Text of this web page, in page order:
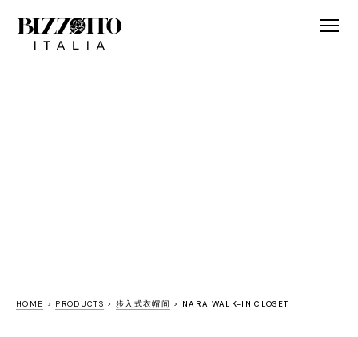
HOME > PRODUCTS >步入式衣帽间 > NARA WALK-IN CLOSET